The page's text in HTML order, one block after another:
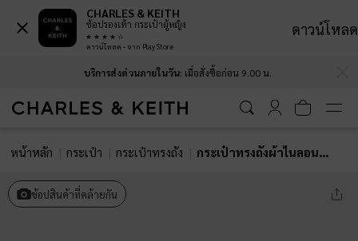
บริการส่งด่วนภายในวัน : เมื่อสั่งซื้อก่อน 9.00 น.
หน้าหลัก กระเป๋า กระเป๋าทรงถัง กระเป๋าทรงถังผ้าไนลอนรุ่น Levy
ช้อปสินค้าที่คล้ายกัน
CHARLES & KEITH
ช้อปรองเท้า กระเป๋าผู้หญิง
ดาวน์โหลด - จาก Play Store
ดาวน์โหลด